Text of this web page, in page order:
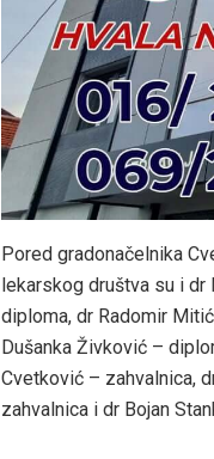
Pored gradonačelnika
lekarskog društva su i
diploma, dr Radomir
Dušanka Živković –
Cvetković – zahvalnica,
zahvalnica i dr Bojan